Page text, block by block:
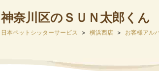
神奈川区のＳＵＮ太郎く
日本ペットシッターサービス 横浜西店 お客様アル